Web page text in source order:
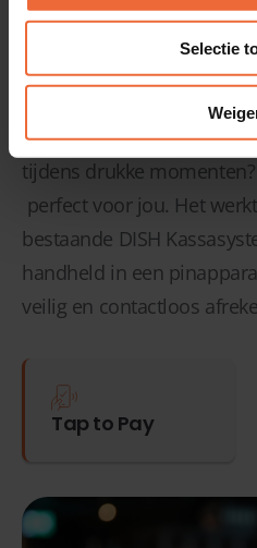
Selectie
Tap to Pay
Behoefte aan meer
tijdens drukke
perfect voor jou. Het
bestaande DISH
handheld in een
veilig en contactloos
Tap to Pay